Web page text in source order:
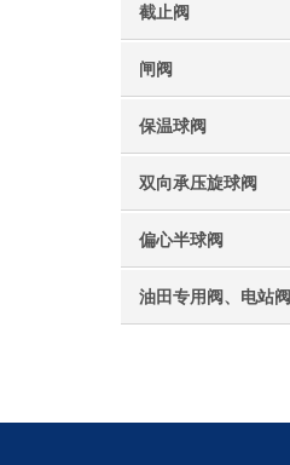
截止阀
闸阀
保温球阀
双向承压旋球阀
偏心半球阀
油田专用阀、电站阀